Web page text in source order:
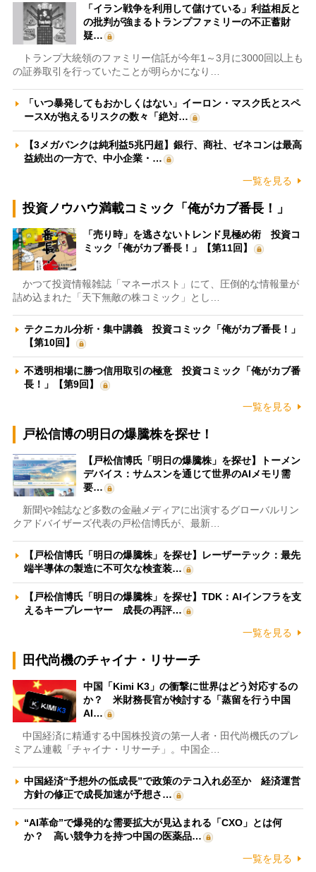
「イラン戦争を利用して儲けている」利益相反と
の批判が強まるトランプファミリーの不正蓄財
疑…
トランプ大統領のファミリー信託が今年1～3月に3000回以上も
の証券取引を行っていたことが明らかになり…
「いつ暴発してもおかしくはない」イーロン・マスク氏とスペ
ースXが抱えるリスクの数々「絶対…
【3メガバンクは純利益5兆円超】銀行、商社、ゼネコンは最高
益続出の一方で、中小企業・…
一覧を見る
投資ノウハウ満載コミック「俺がカブ番長！」
「売り時」を逃さないトレンド見極め術 投資コ
ミック「俺がカブ番長！」【第11回】
かつて投資情報雑誌「マネーポスト」にて、圧倒的な情報量が
詰め込まれた「天下無敵の株コミック」とし…
テクニカル分析・集中講義 投資コミック「俺がカブ番長！」
【第10回】
不透明相場に勝つ信用取引の極意 投資コミック「俺がカブ番
長！」【第9回】
一覧を見る
戸松信博の明日の爆騰株を探せ！
【戸松信博氏「明日の爆騰株」を探せ】トーメン
デバイス：サムスンを通じて世界のAIメモリ需
要…
新聞や雑誌など多数の金融メディアに出演するグローバルリン
クアドバイザーズ代表の戸松信博氏が、最新…
【戸松信博氏「明日の爆騰株」を探せ】レーザーテック：最先
端半導体の製造に不可欠な検査装…
【戸松信博氏「明日の爆騰株」を探せ】TDK：AIインフラを支
えるキープレーヤー 成長の再評…
一覧を見る
田代尚機のチャイナ・リサーチ
中国「Kimi K3」の衝撃に世界はどう対応するの
か？ 米財務長官が検討する「蒸留を行う中国
AI…
中国経済に精通する中国株投資の第一人者・田代尚機氏のプレ
ミアム連載「チャイナ・リサーチ」。中国企…
中国経済“予想外の低成長”で政策のテコ入れ必至か 経済運営
方針の修正で成長加速が予想さ…
“AI革命”で爆発的な需要拡大が見込まれる「CXO」とは何
か？ 高い競争力を持つ中国の医薬品…
一覧を見る